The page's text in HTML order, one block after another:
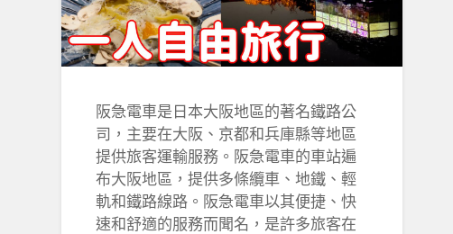
阪急電車是日本大阪地區的著名鐵路公
司，主要在大阪、京都和兵庫縣等地區
提供旅客運輸服務。阪急電車的車站遍
布大阪地區，提供多條纜車、地鐵、輕
軌和鐵路線路。阪急電車以其便捷、快
速和舒適的服務而聞名，是許多旅客在